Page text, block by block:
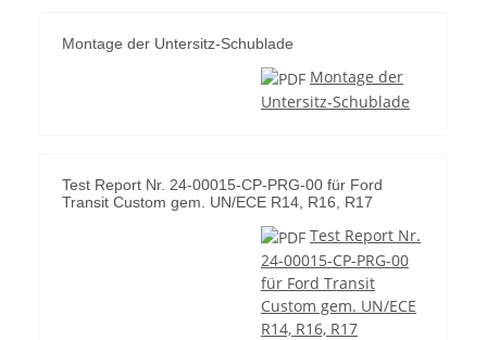
Montage der Untersitz-Schublade
Montage der
Untersitz-Schublade
Test Report Nr. 24-00015-CP-PRG-00 für Ford
Transit Custom gem. UN/ECE R14, R16, R17
Test Report Nr.
24-00015-CP-PRG-00
für Ford Transit
Custom gem. UN/ECE
R14, R16, R17